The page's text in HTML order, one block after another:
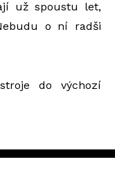
už spoustu let,
o ní radši
do výchozí